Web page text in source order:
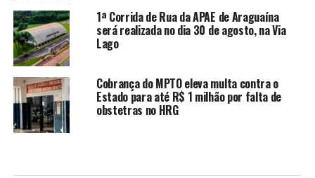
1ª Corrida de Rua da APAE de Araguaína
será realizada no dia 30 de agosto, na Via
Lago
Cobrança do MPTO eleva multa contra o
Estado para até R$ 1 milhão por falta de
obstetras no HRG